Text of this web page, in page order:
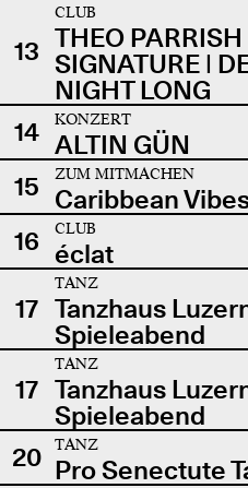
13
CLUB
THEO
SIGNATURE |
NIGHT LONG
14
KONZERT
ALTIN GÜN
15
ZUM MITMACHEN
Caribbean
16
CLUB
éclat
17
TANZ
Tanzhaus
Spieleabend
17
TANZ
Tanzhaus
Spieleabend
20
TANZ
Pro Senectute